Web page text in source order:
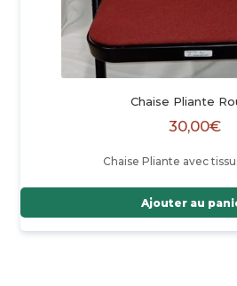
Chaise Pliante
30,00€
Chaise Pliante avec
Ajouter au